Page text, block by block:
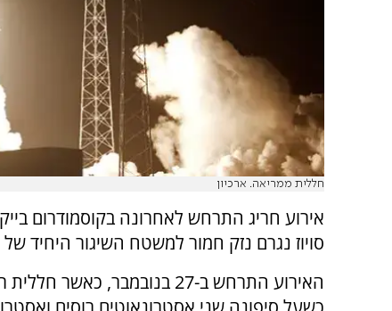
חללית ממריאה. ארכיון
אירוע חריג התרחש לאחרונה בקוסמודרום
סויוז נגרם נזק חמור למשטח השיגור היחיד
האירוע התרחש ב-27 בנובמבר, כאשר